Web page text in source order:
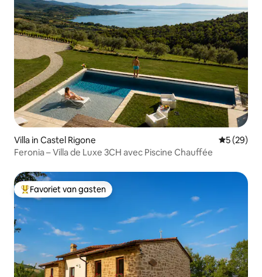
Villa in Castel Rigone
5 (29)
Feronia – Villa de Luxe 3CH avec Piscine Chauffée
Topfavoriet van gasten
Favoriet van gasten